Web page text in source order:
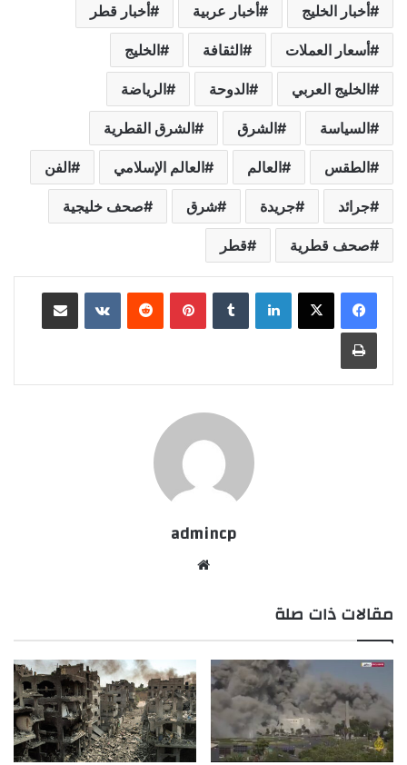
أخبار الخليج أخبار عربية أخبار قطر
أسعار العملات الثقافة الخليج
الخليج العربي الدوحة الرياضة
السياسة الشرق الشرق القطرية
الطقس العالم العالم الإسلامي الفن
جرائد جريدة شرق صحف خليجية
صحف قطرية قطر
لينكدإن بينتيريست ‏VKontakte
admincp
مقالات ذات صلة